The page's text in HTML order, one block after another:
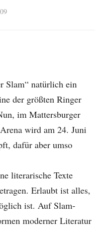
Slam“ natürlich ein
der größten Ringer
im Mattersburger
wird am 24. Juni
dafür aber umso
literarische Texte
Erlaubt ist alles,
ist. Auf Slam-
moderner Literatur